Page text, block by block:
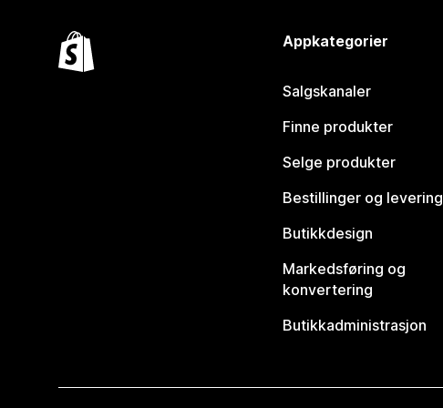
Appkategorier
Salgskanaler
Finne produkter
Selge produkter
Bestillinger og levering
Butikkdesign
Markedsføring og
konvertering
Butikkadministrasjon